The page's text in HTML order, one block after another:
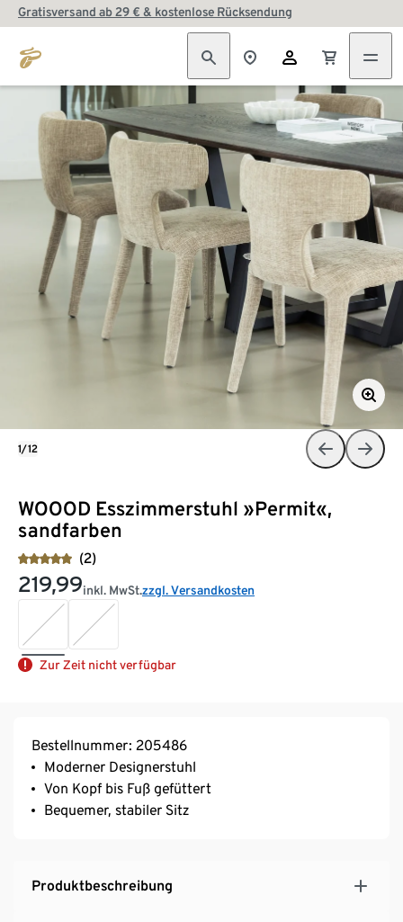
Gratisversand ab 29 € & kostenlose Rücksendung
WOOOD Esszimmerstuhl »Permit«,
sandfarben
(2)
219,99inkl. MwSt.zzgl. Versandkosten
Zur Zeit nicht verfügbar
1/12
Bestellnummer: 205486
Moderner Designerstuhl
Von Kopf bis Fuß gefüttert
Bequemer, stabiler Sitz
Produktbeschreibung